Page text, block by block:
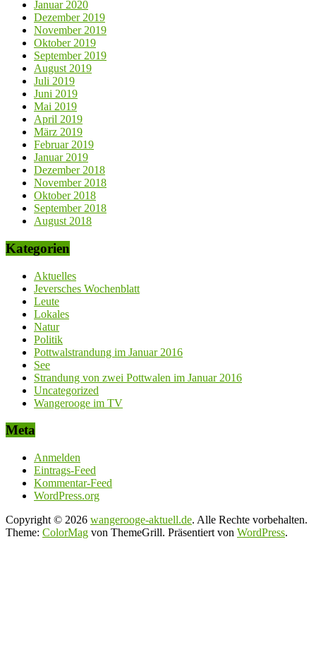
Januar 2020
Dezember 2019
November 2019
Oktober 2019
September 2019
August 2019
Juli 2019
Juni 2019
Mai 2019
April 2019
März 2019
Februar 2019
Januar 2019
Dezember 2018
November 2018
Oktober 2018
September 2018
August 2018
Kategorien
Aktuelles
Jeversches Wochenblatt
Leute
Lokales
Natur
Politik
Pottwalstrandung im Januar 2016
See
Strandung von zwei Pottwalen im Januar 2016
Uncategorized
Wangerooge im TV
Meta
Anmelden
Eintrags-Feed
Kommentar-Feed
WordPress.org
Copyright © 2026 wangerooge-aktuell.de. Alle Rechte vorbehalten.
Theme: ColorMag von ThemeGrill. Präsentiert von WordPress.